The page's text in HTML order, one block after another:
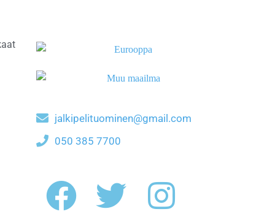
jalkipelituominen@gmail.com
050 385 7700